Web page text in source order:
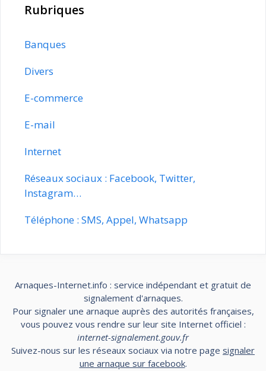
Rubriques
Banques
Divers
E-commerce
E-mail
Internet
Réseaux sociaux : Facebook, Twitter,
Instagram…
Téléphone : SMS, Appel, Whatsapp
Arnaques-Internet.info : service indépendant et gratuit de
signalement d'arnaques.
Pour signaler une arnaque auprès des autorités françaises,
vous pouvez vous rendre sur leur site Internet officiel :
internet-signalement.gouv.fr
Suivez-nous sur les réseaux sociaux via notre page signaler
une arnaque sur facebook.